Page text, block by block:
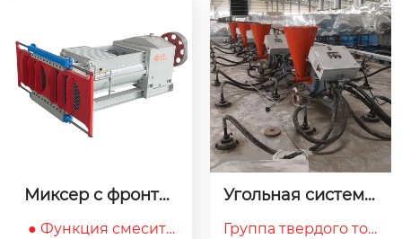
Угольная система
ые горелки
Группа твердого топ
Восьмиугольная с
Восьмиугольная сва